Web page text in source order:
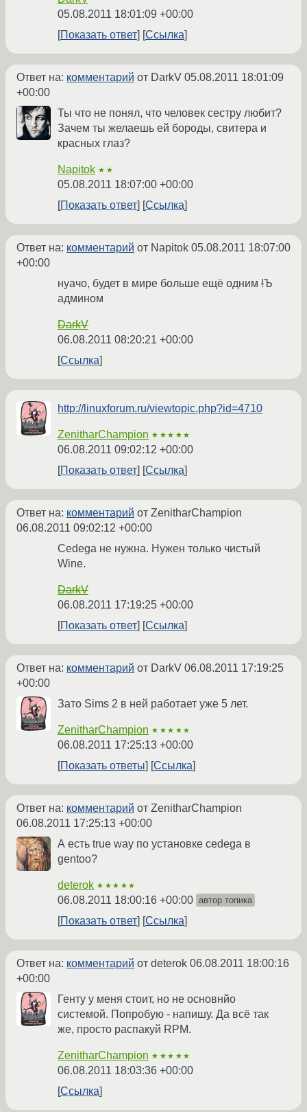
05.08.2011 18:01:09 +00:00
Показать ответ
Ссылка
Ответ на: комментарий от DarkV 05.08.2011 18:01:09
+00:00
Ты что не понял, что человек сестру любит?
Зачем ты желаешь ей бороды, свитера и
красных глаз?
Napitok ★★
05.08.2011 18:07:00 +00:00
Показать ответ
Ссылка
Ответ на: комментарий от Napitok 05.08.2011 18:07:00
+00:00
нуачо, будет в мире больше ещё одним !Ъ
админом
DarkV
06.08.2011 08:20:21 +00:00
Ссылка
http://linuxforum.ru/viewtopic.php?id=4710
ZenitharChampion ★★★★★
06.08.2011 09:02:12 +00:00
Показать ответ
Ссылка
Ответ на: комментарий от ZenitharChampion
06.08.2011 09:02:12 +00:00
Cedega не нужна. Нужен только чистый
Wine.
DarkV
06.08.2011 17:19:25 +00:00
Показать ответ
Ссылка
Ответ на: комментарий от DarkV 06.08.2011 17:19:25
+00:00
Зато Sims 2 в ней работает уже 5 лет.
ZenitharChampion ★★★★★
06.08.2011 17:25:13 +00:00
Показать ответы
Ссылка
Ответ на: комментарий от ZenitharChampion
06.08.2011 17:25:13 +00:00
А есть true way по установке cedega в
gentoo?
deterok ★★★★★
06.08.2011 18:00:16 +00:00 автор топика
Показать ответ Ссылка
Ответ на: комментарий от deterok 06.08.2011 18:00:16
+00:00
Генту у меня стоит, но не основнйо
системой. Попробую - напишу. Да всё так
же, просто распакуй RPM.
ZenitharChampion ★★★★★
06.08.2011 18:03:36 +00:00
Ссылка